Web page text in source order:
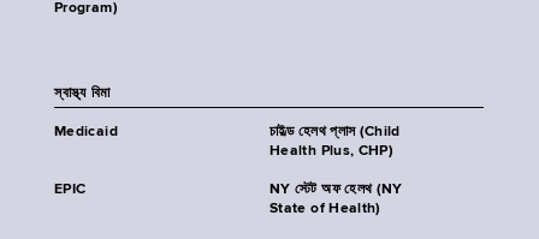
Program)
স্বাস্থ্য বিমা
Medicaid
চাইল্ড হেলথ প্লাস (Child
Health Plus, CHP)
EPIC
NY স্টেট অফ হেলথ (NY
State of Health)